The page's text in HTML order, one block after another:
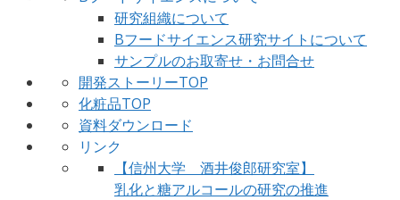
研究組織について
Bフードサイエンス研究サイトについて
サンプルのお取寄せ・お問合せ
開発ストーリーTOP
化粧品TOP
資料ダウンロード
リンク
【信州大学 酒井俊郎研究室】
乳化と糖アルコールの研究の推進